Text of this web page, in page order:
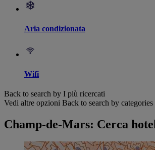
Aria condizionata
Wifi
Back to search by I più ricercati
Vedi altre opzioni Back to search by categories
Champ-de-Mars: Cerca hotel